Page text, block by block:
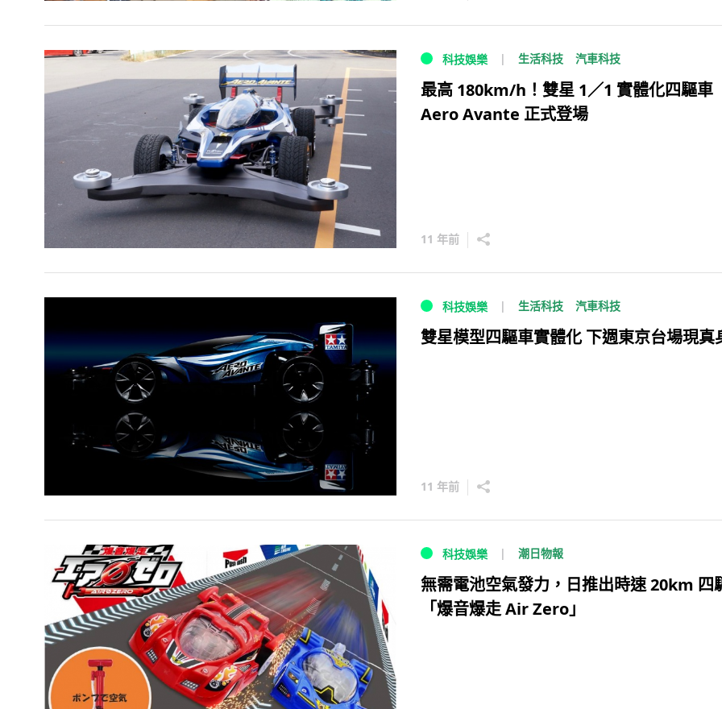
科技娛樂 生活科技 汽車科技
最高 180km/h！雙星 1／1 實體化四驅車
Aero Avante 正式登場
11 年前
科技娛樂 生活科技 汽車科技
雙星模型四驅車實體化 下週東京台場現真
11 年前
科技娛樂 潮日物報
無需電池空氣發力，日推出時速 20km 四
「爆音爆走 Air Zero」